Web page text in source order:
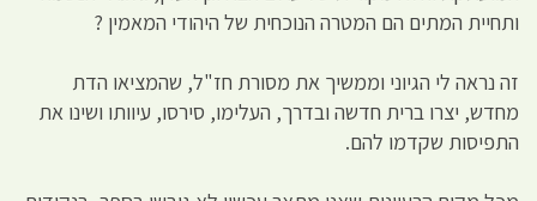
ותחיית המתים הם המטרה הנוכחית של היהודי המאמין ?
זה נראה לי הגיוני וממשיך את מסורת חז"ל, שהמציאו הדת
מחדש, יצרו ברית חדשה ובדרך, העלימו, סירסו, עיוותו ושינו את
התפיסות שקדמו להם.